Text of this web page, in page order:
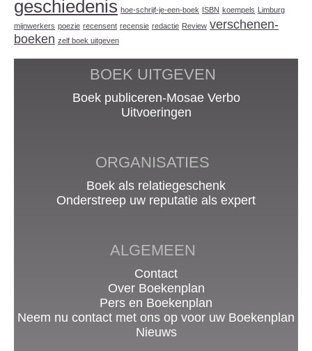
geschiedenis hoe-schrijf-je-een-boek ISBN koempels Limburg
mijnwerkers poezie recensent recensie redactie Review verschenen-
boeken zelf boek uitgeven
BOEK UITGEVEN
Boek publiceren-Mosae Verbo
Uitvoeringen
ORGANISATIES
Boek als relatiegeschenk
Onderstreep uw reputatie als expert
ALGEMEEN
Contact
Over Boekenplan
Pers en Boekenplan
Neem nu contact met ons op voor uw Boekenplan
Nieuws